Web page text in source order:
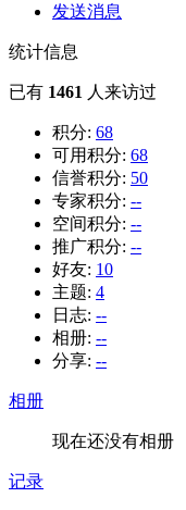
发送消息
统计信息
已有 1461 人来访过
积分: 68
可用积分: 68
信誉积分: 50
专家积分: --
空间积分: --
推广积分: --
好友: 10
主题: 4
日志: --
相册: --
分享: --
相册
现在还没有相册
记录